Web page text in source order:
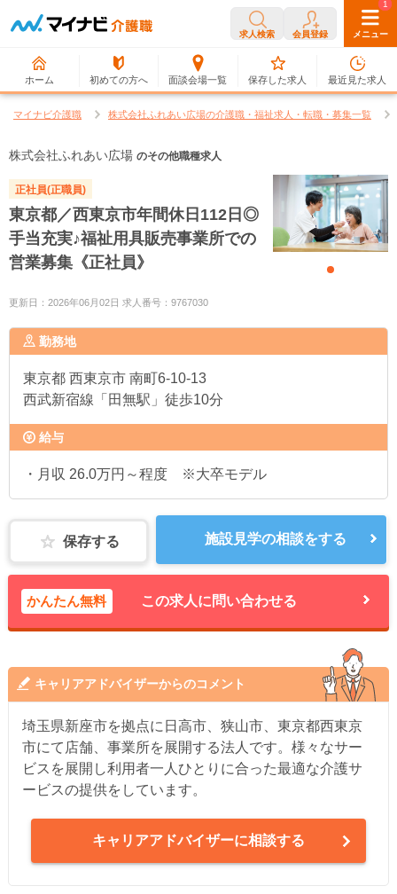
求人検索 会員登録 メニュー
ホーム 初めての方へ 面談会場一覧
0
保存した求人
1
最近見た求人
マイナビ介護職 株式会社ふれあい広場の介護職・福祉求人・転職・募集一覧
株式会社ふれあい広場 のその他職種求人
正社員(正職員)
東京都／西東京市年間休日112日◎
手当充実♪福祉用具販売事業所での
営業募集《正社員》
更新日：2026年06月02日 求人番号：9767030
勤務地
東京都 西東京市 南町6-10-13
西武新宿線「田無駅」徒歩10分
給与
・月収 26.0万円～程度 ※大卒モデル
保存する 施設見学の相談をする
かんたん無料 この求人に問い合わせる
キャリアアドバイザーからのコメント
埼玉県新座市を拠点に日高市、狭山市、東京都西東京
市にて店舗、事業所を展開する法人です。様々なサー
ビスを展開し利用者一人ひとりに合った最適な介護サ
ービスの提供をしています。
キャリアアドバイザーに相談する